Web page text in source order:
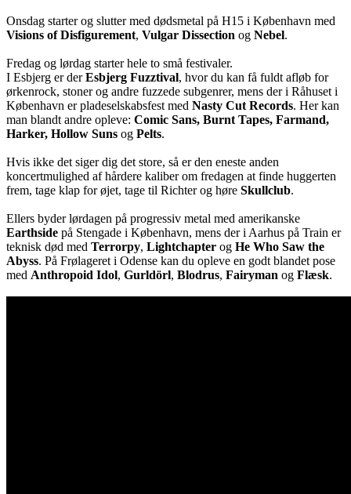
Onsdag starter og slutter med dødsmetal på H15 i København med
Visions of Disfigurement, Vulgar Dissection og Nebel.
Fredag og lørdag starter hele to små festivaler.
I Esbjerg er derEsbjerg Fuzztival, hvor du kan få fuldt afløb for
ørkenrock, stoner og andre fuzzede subgenrer, mens der i Råhuset i
København er pladeselskabsfest med Nasty Cut Records. Her kan
man blandt andre opleve: Comic Sans, Burnt Tapes, Farmand,
Harker, Hollow Suns og Pelts.
Hvis ikke det siger dig det store, så er den eneste anden
koncertmulighed af hårdere kaliber om fredagen at finde huggerten
frem, tage klap for øjet, tage til Richter og høre Skullclub.
Ellers byder lørdagen på progressiv metal med amerikanske
Earthside på Stengade i København, mens der i Aarhus på Train er
teknisk død med Terrorpy, Lightchapter og He Who Saw the
Abyss. På Frølageret i Odense kan du opleve en godt blandet pose
med Anthropoid Idol, Gurldörl, Blodrus, Fairyman og Flæsk.